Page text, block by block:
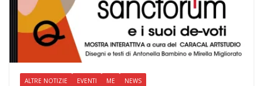
ALTRE NOTIZIE EVENTI ME NEWS